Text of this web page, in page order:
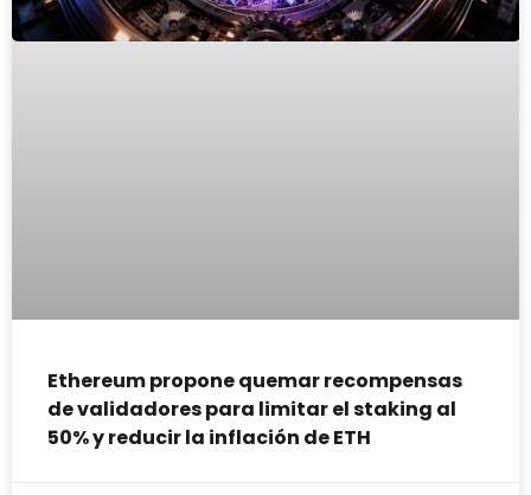
Ethereum propone quemar recompensas
de validadores para limitar el staking al
50% y reducir la inflación de ETH